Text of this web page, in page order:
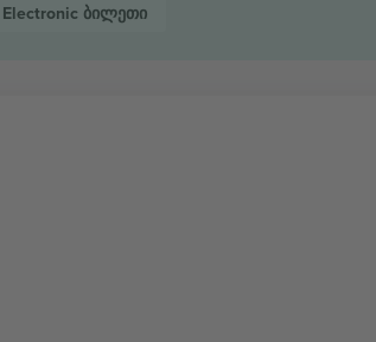
Electronic ბილეთი